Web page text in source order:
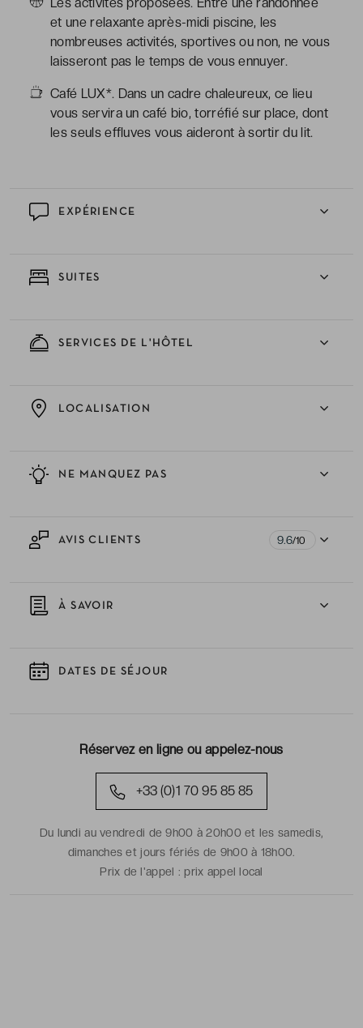
et une relaxante après-midi piscine, les
nombreuses activités, sportives ou non, ne vous
laisseront pas le temps de vous ennuyer.
Café LUX*. Dans un cadre chaleureux, ce lieu
vous servira un café bio, torréfié sur place, dont
les seuls effluves vous aideront à sortir du lit.
EXPÉRIENCE
SUITES
SERVICES DE L'HÔTEL
NE MANQUEZ PAS
LOCALISATION
AVIS CLIENTS 9.6/10
À SAVOIR
DATES DE SÉJOUR
Réservez en ligne ou appelez-nous
+33 (0)1 70 95 85 85
Du lundi au vendredi de 9h00 à 20h00 et les samedis,
dimanches et jours fériés de 9h00 à 18h00.
Prix de l'appel :prix appel local